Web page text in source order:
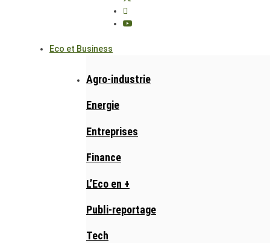
Eco et Business
Agro-industrie
Energie
Entreprises
Finance
L’Eco en +
Publi-reportage
Tech